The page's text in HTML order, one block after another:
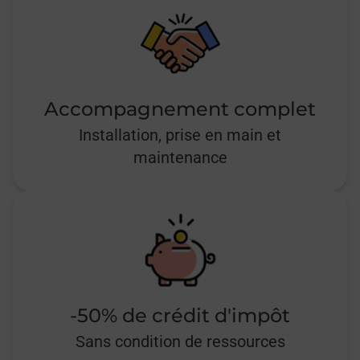
Accompagnement complet
Installation, prise en main et
maintenance
-50% de crédit d'impôt
Sans condition de ressources